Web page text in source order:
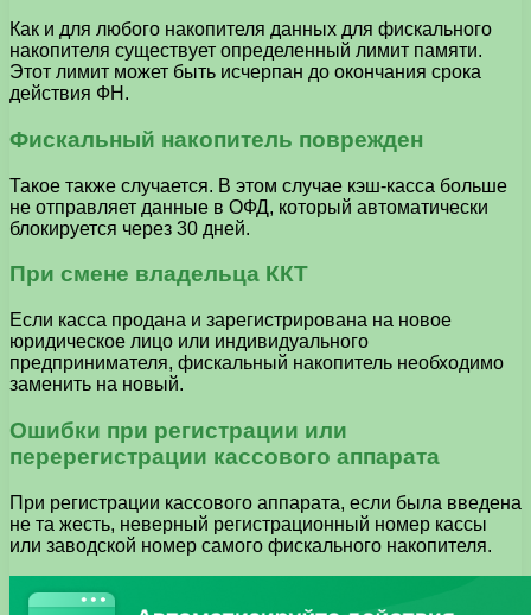
Как и для любого накопителя данных для фискального
накопителя существует определенный лимит памяти.
Этот лимит может быть исчерпан до окончания срока
действия ФН.
Фискальный накопитель поврежден
Такое также случается. В этом случае кэш-касса больше
не отправляет данные в ОФД, который автоматически
блокируется через 30 дней.
При смене владельца ККТ
Если касса продана и зарегистрирована на новое
юридическое лицо или индивидуального
предпринимателя, фискальный накопитель необходимо
заменить на новый.
Ошибки при регистрации или
перерегистрации кассового аппарата
При регистрации кассового аппарата, если была введена
не та жесть, неверный регистрационный номер кассы
или заводской номер самого фискального накопителя.